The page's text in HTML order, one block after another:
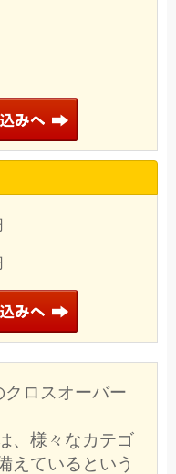
ロスオーバー
、様々なカテゴ
えているという